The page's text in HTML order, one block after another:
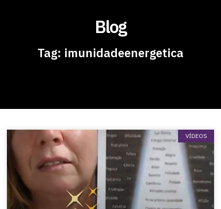
Blog
Tag: imunidadeenergetica
VÍDEOS